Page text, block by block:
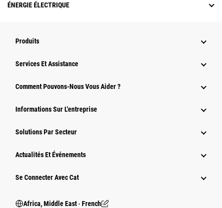
ÉNERGIE ÉLECTRIQUE
Produits
Services Et Assistance
Comment Pouvons-Nous Vous Aider ?
Informations Sur L'entreprise
Solutions Par Secteur
Actualités Et Événements
Se Connecter Avec Cat
Africa, Middle East ‧ French